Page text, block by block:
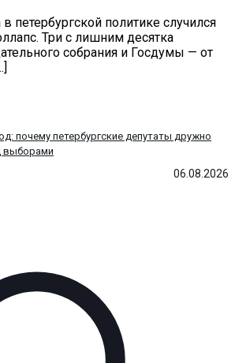
06.08.2026
почему петербургские депутаты дружно
выборами
в петербургской политике случился
Три с лишним десятка
собрания и Госдумы — от